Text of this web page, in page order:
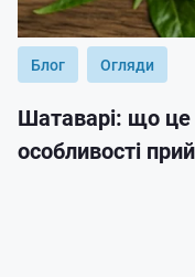
Блог Огляди
Шатаварі: що це
особливості